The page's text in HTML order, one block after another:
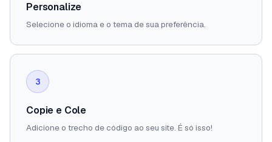
Personalize
Selecione o idioma e o tema de sua preferência.
3
Copie e Cole
Adicione o trecho de código ao seu site. É só isso!